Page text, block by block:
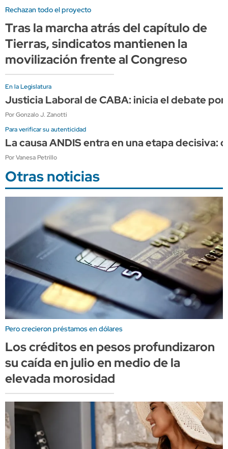
Rechazan todo el proyecto
Tras la marcha atrás del capítulo de
Tierras, sindicatos mantienen la
movilización frente al Congreso
En la Legislatura
Justicia Laboral de CABA: inicia el debate
Por Gonzalo J. Zanotti
Para verificar su autenticidad
La causa ANDIS entra en una etapa decisiva:
Por Vanesa Petrillo
Otras noticias
Pero crecieron préstamos en dólares
Los créditos en pesos profundizaron
su caída en julio en medio de la
elevada morosidad